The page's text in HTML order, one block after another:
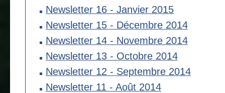
Newsletter 16 - Janvier 2015
Newsletter 15 - Décembre 2014
Newsletter 14 - Novembre 2014
Newsletter 13 - Octobre 2014
Newsletter 12 - Septembre 2014
Newsletter 11 - Août 2014